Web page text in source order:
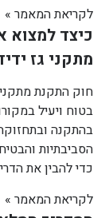
לקריאת המאמר »
כיצד
מתקני גז
חוק התקנת מתקני
בטוח ויעיל
בהתקנה
הסביבתיות
כדי להבין את
לקריאת המאמר »